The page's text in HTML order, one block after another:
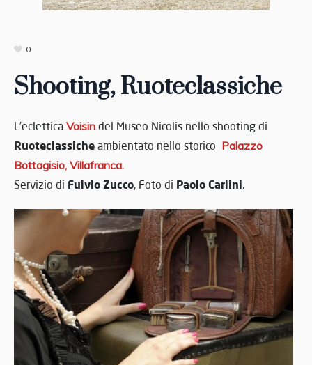
0
Shooting, Ruoteclassiche
L’eclettica Voisin del Museo Nicolis nello shooting di
Ruoteclassiche ambientato nello storico Palazzo
Bottagisio, Villafranca.
Servizio di Fulvio Zucco, Foto di Paolo Carlini.